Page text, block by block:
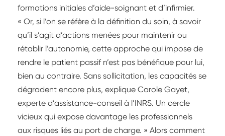
formations initiales d’aide-soignant et d’infirmier.
« Or, si l’on se réfère à la définition du soin, à savoir
qu’il s’agit d’actions menées pour maintenir ou
rétablir l’autonomie, cette approche qui impose de
rendre le patient passif n’est pas bénéfique pour lui,
bien au contraire. Sans sollicitation, les capacités se
dégradent encore plus, explique Carole Gayet,
experte d’assistance-conseil à l’INRS. Un cercle
vicieux qui expose davantage les professionnels
aux risques liés au port de charge. » Alors comment